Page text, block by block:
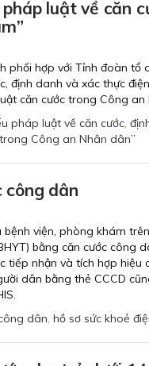
luật về căn
phối hợp với Tỉnh đoàn tổ
định danh và xác thực
căn cước trong Công an
pháp luật về căn cước,
Công an Nhân dân”
công dân
viện, phòng khám
bằng căn cước công
tiếp nhận và tích hợp hiệu
dân bằng thẻ CCCD
dân, hồ sơ sức khoẻ